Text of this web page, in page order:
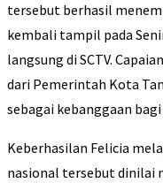
tersebut berhasil
kembali tampil pada
langsung di SCTV.
dari Pemerintah Kota
sebagai kebanggaan bagi
Keberhasilan Felicia
nasional tersebut dinilai